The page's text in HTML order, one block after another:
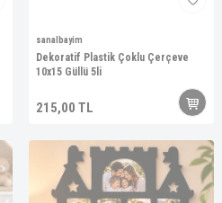
sanalbayim
Dekoratif Plastik Çoklu Çerçeve
10x15 Güllü 5li
215,00 TL